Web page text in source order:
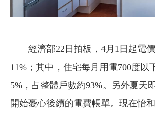
經濟部22日拍板，4月1日起電
11%；其中，住宅每月用電700度以
5%，占整體戶數約93%。另外夏天
開始憂心後續的電費帳單。現在怡